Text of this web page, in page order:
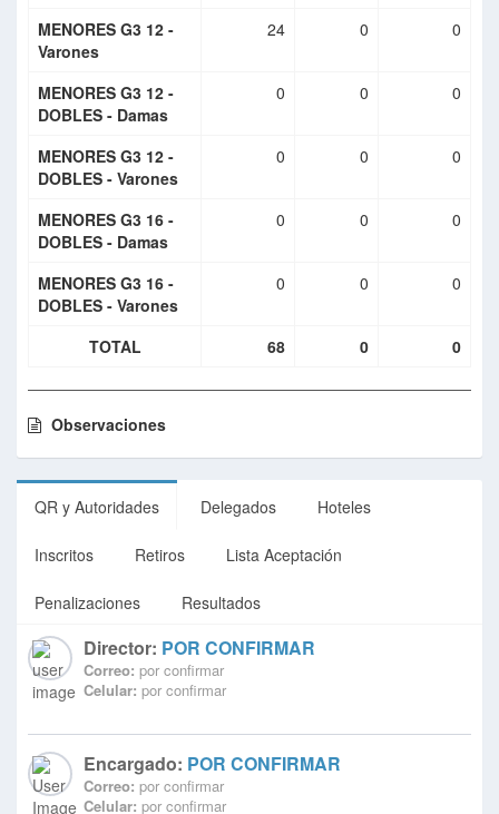
MENORES G3 12 -
Varones
24 0 0
MENORES G3 12 -
DOBLES - Damas
0 0 0
MENORES G3 12 -
DOBLES - Varones
0 0 0
MENORES G3 16 -
DOBLES - Damas
0 0 0
MENORES G3 16 -
DOBLES - Varones
0 0 0
TOTAL 68 0 0
Observaciones
QR y Autoridades Delegados Hoteles
Inscritos Retiros Lista Aceptación
Penalizaciones Resultados
Director: POR CONFIRMAR
Correo: por confirmar
Celular: por confirmar
Encargado: POR CONFIRMAR
Correo: por confirmar
Celular: por confirmar